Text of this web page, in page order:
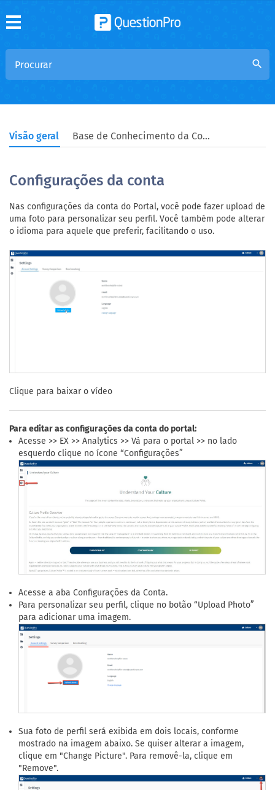
search
Visão geral Base de Conhecimento da Comunidade
Configurações da conta
Nas configurações da conta do Portal, você pode fazer upload de
uma foto para personalizar seu perfil. Você também pode alterar
o idioma para aquele que preferir, facilitando o uso.
Clique para baixar o vídeo
Para editar as configurações da conta do portal:
Acesse >> EX >> Analytics >> Vá para o portal >> no lado
esquerdo clique no ícone “Configurações”
Acesse a aba Configurações da Conta.
Para personalizar seu perfil, clique no botão “Upload Photo”
para adicionar uma imagem.
Sua foto de perfil será exibida em dois locais, conforme
mostrado na imagem abaixo. Se quiser alterar a imagem,
clique em "Change Picture". Para removê-la, clique em
"Remove".